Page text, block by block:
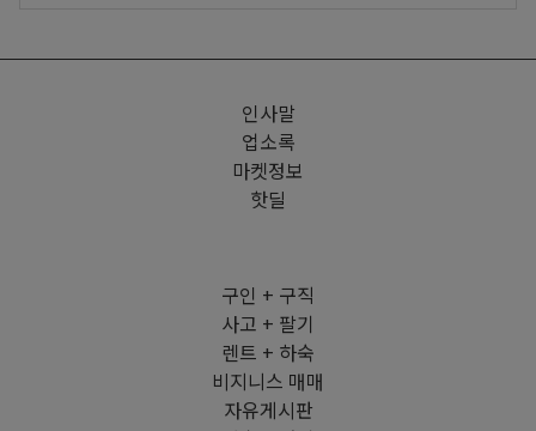
인사말
업소록
마켓정보
핫딜
구인 + 구직
사고 + 팔기
렌트 + 하숙
비지니스 매매
자유게시판